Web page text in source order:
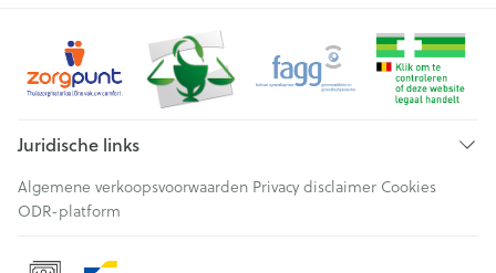
Juridische links
Algemene verkoopsvoorwaarden Privacy disclaimer Cookies
ODR-platform